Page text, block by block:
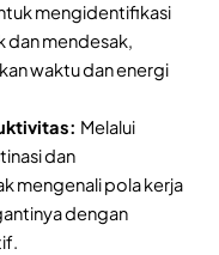
mengidentifikasi
dan mendesak,
waktu dan energi
Melalui
dan
mengenali pola kerja
dengan